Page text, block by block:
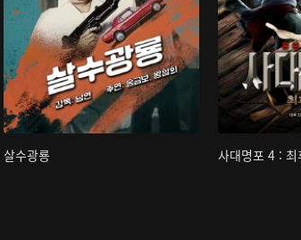
살수광룡 사대명포 4 : 최